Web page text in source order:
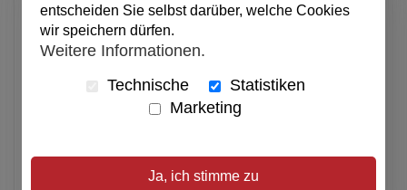
Anzahl
Verfügbar
entscheiden Sie selbst darüber, welche Cookies
wir speichern dürfen.
Weitere Informationen.
Technische
Statistiken
Marketing
Ja, ich stimme zu